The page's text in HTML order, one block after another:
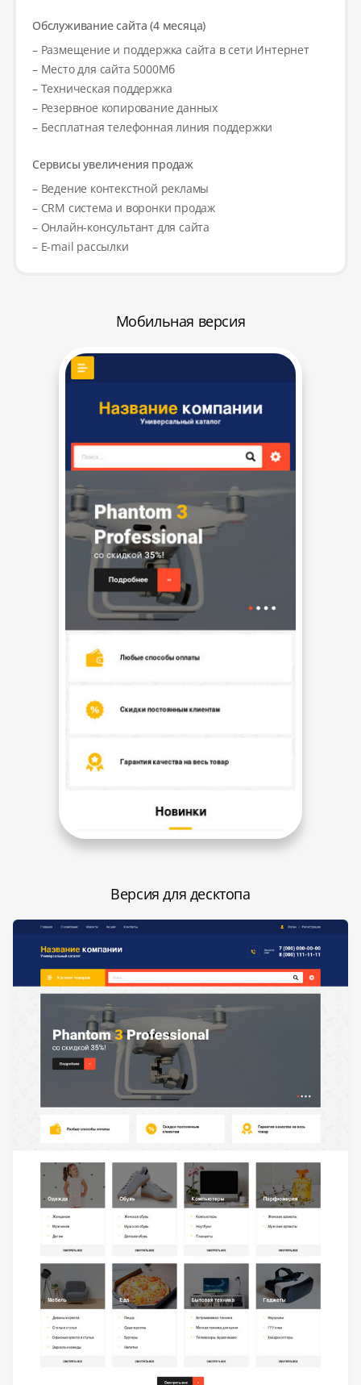
Обслуживание сайта (4 месяца)
– Размещение и поддержка сайта в сети Интернет
– Место для сайта 5000Мб
– Техническая поддержка
– Резервное копирование данных
– Бесплатная телефонная линия поддержки
Сервисы увеличения продаж
– Ведение контекстной рекламы
– CRM система и воронки продаж
– Онлайн-консультант для сайта
– E-mail рассылки
Версия для десктопа
Мобильная версия